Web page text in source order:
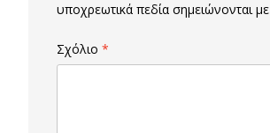
υποχρεωτικά πεδία σημειώνονται με
Σχόλιο *